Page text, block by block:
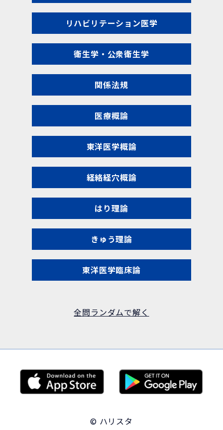
リハビリテーション医学
衛生学・公衆衛生学
関係法規
医療概論
東洋医学概論
経絡経穴概論
はり理論
きゅう理論
東洋医学臨床論
全問ランダムで解く
© ハリスタ